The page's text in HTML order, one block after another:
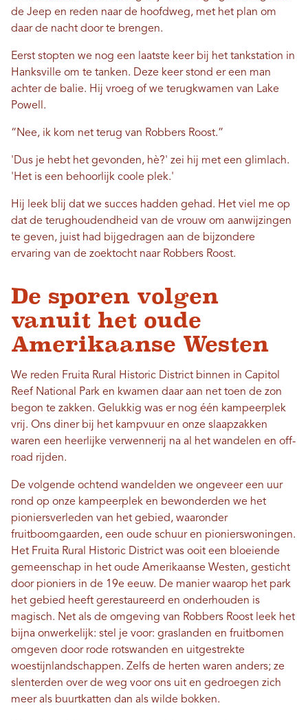
de Jeep en reden naar de hoofdweg, met het plan om
daar de nacht door te brengen.
Eerst stopten we nog een laatste keer bij het tankstation in
Hanksville om te tanken. Deze keer stond er een man
achter de balie. Hij vroeg of we terugkwamen van Lake
Powell.
“Nee, ik kom net terug van Robbers Roost.”
'Dus je hebt het gevonden, hè?' zei hij met een glimlach.
'Het is een behoorlijk coole plek.'
Hij leek blij dat we succes hadden gehad. Het viel me op
dat de terughoudendheid van de vrouw om aanwijzingen
te geven, juist had bijgedragen aan de bijzondere
ervaring van de zoektocht naar Robbers Roost.
De sporen volgen
vanuit het oude
Amerikaanse Westen
We reden Fruita Rural Historic District binnen in Capitol
Reef National Park en kwamen daar aan net toen de zon
begon te zakken. Gelukkig was er nog één kampeerplek
vrij. Ons diner bij het kampvuur en onze slaapzakken
waren een heerlijke verwennerij na al het wandelen en off-
road rijden.
De volgende ochtend wandelden we ongeveer een uur
rond op onze kampeerplek en bewonderden we het
pioniersverleden van het gebied, waaronder
fruitboomgaarden, een oude schuur en pionierswoningen.
Het Fruita Rural Historic District was ooit een bloeiende
gemeenschap in het oude Amerikaanse Westen, gesticht
door pioniers in de 19e eeuw. De manier waarop het park
het gebied heeft gerestaureerd en onderhouden is
magisch. Net als de omgeving van Robbers Roost leek het
bijna onwerkelijk: stel je voor: graslanden en fruitbomen
omgeven door rode rotswanden en uitgestrekte
woestijnlandschappen. Zelfs de herten waren anders; ze
slenterden over de weg voor ons uit en gedroegen zich
meer als buurtkatten dan als wilde bokken.